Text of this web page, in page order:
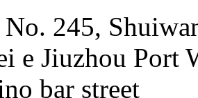
245,
e Jiuzhou Port
bar street